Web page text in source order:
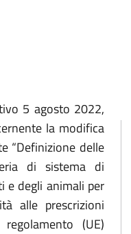
5 agosto 2022,
la modifica
“Definizione delle
di sistema di
e degli animali per
alle prescrizioni
(UE)